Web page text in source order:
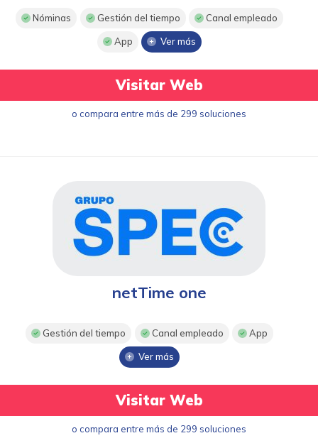
Nóminas Gestión del tiempo Canal empleado
App Ver más
Visitar Web
o compara entre más de 299 soluciones
netTime one
Gestión del tiempo Canal empleado App
Ver más
Visitar Web
o compara entre más de 299 soluciones